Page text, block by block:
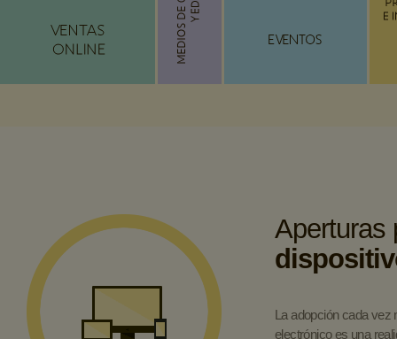
Aperturas
La adopción cada vez
electrónico es una